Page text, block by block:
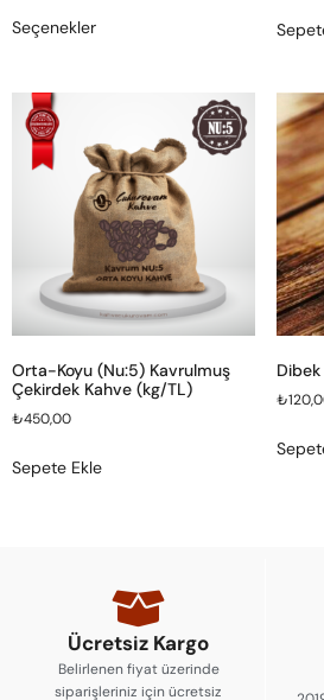
Seçenekler
Orta-Koyu (Nu:5) Kavrulmuş
Çekirdek Kahve (kg/TL)
₺450,00
Sepete Ekle
₺
Ücretsiz Kargo
Belirlenen fiyat üzerinde
siparişleriniz için ücretsiz